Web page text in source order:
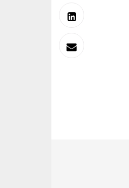
sur
Partager
sur
Envoyer